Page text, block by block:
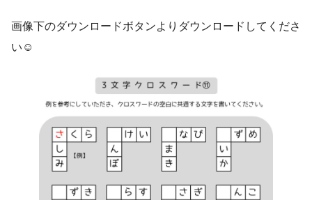
画像下のダウンロードボタンよりダウンロードしてくださ
い☺